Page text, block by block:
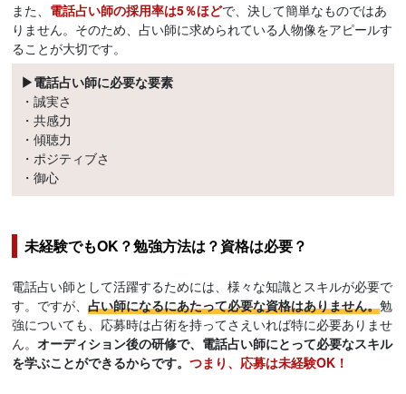
また、 電話占い師の採用率は5％ほどで、決して簡単なものではあ
りません。そのため、占い師に求められている人物像をアピールす
ることが大切です。
▶電話占い師に必要な要素
・誠実さ
・共感力
・傾聴力
・ポジティブさ
・御心
未経験でもOK？勉強方法は？資格は必要？
電話占い師として活躍するためには、様々な知識とスキルが必要で
す。ですが、占い師になるにあたって必要な資格はありません。勉
強についても、応募時は占術を持ってさえいれば特に必要ありませ
ん。オーディション後の研修で、電話占い師にとって必要なスキル
を学ぶことができるからです。つまり、応募は未経験OK！